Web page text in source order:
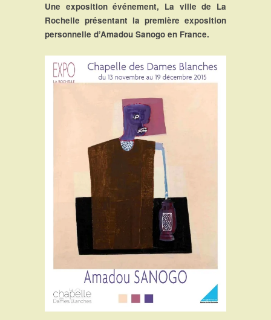
Une exposition événement, La ville de La
Rochelle présentant la première exposition
personnelle d’Amadou Sanogo en France.